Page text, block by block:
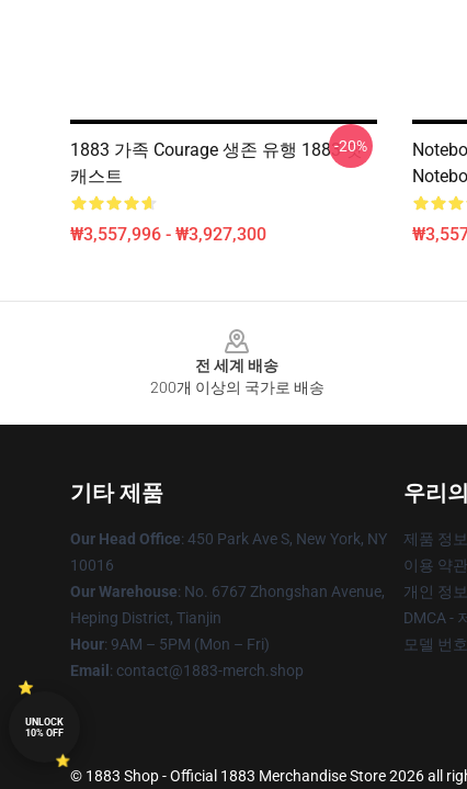
1883 가족 Courage 생존 유행 1883 팟
캐스트
₩3,557,996 - ₩3,927,300
-20%
전 세계 배송
200개 이상의 국가로 배송
기타 제품
Our Head Office: 450 Park Ave S, New York, NY
10016
Our Warehouse: No. 6767 Zhongshan Avenue,
Heping District, Tianjin
Hour: 9AM – 5PM (Mon – Fri)
Email : contact@1883-merch.shop
우리
제품 정보
이용 약관
개인 정
DMCA -
모델 번
© 1883 Shop - Official 1883 Merchandise Store 2026 all
UNLOCK
10% OFF